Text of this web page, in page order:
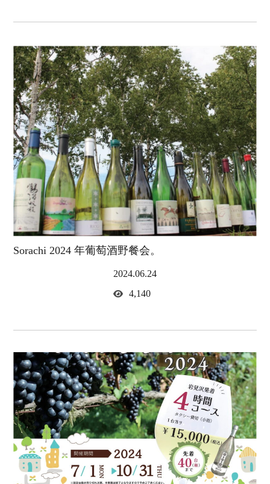
Sorachi 2024 年葡萄酒野餐会。
2024.06.24
4,140